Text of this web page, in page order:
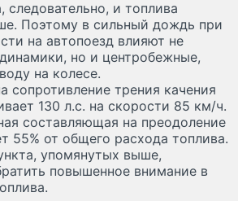
следовательно, и топлива
Поэтому в сильный дождь при
на автопоезд влияют не
но и центробежные,
на колесе.
сопротивление трения качения
130 л.с. на скорости 85 км/ч.
составляющая на преодоление
55% от общего расхода топлива.
упомянутых выше,
повышенное внимание в